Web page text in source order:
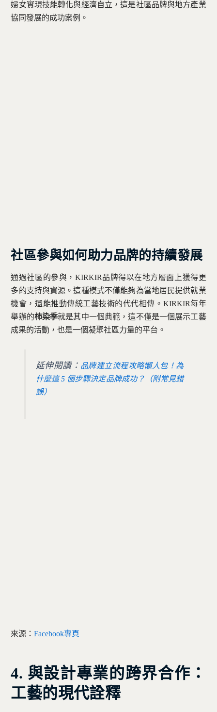
婦女實現技能轉化與經濟自立，這是社區品牌與地方產業
協同發展的成功案例。
社區參與如何助力品牌的持續發展
通過社區的參與，KIRKIR品牌得以在地方層面上獲得更
多的支持與資源。這種模式不僅能夠為當地居民提供就業
機會，還能推動傳統工藝技術的代代相傳。KIRKIR每年
舉辦的柿染季就是其中一個典範，這不僅是一個展示工藝
成果的活動，也是一個凝聚社區力量的平台。
延伸閱讀： 品牌建立流程攻略懶人包！為
什麼這 5 個步驟決定品牌成功？（附常見錯
誤）
來源：Facebook專頁
4. 與設計專業的跨界合作：
工藝的現代詮釋